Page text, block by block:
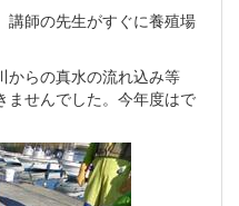
講師の先生がすぐに養殖場
からの真水の流れ込み等
ませんでした。今年度はで